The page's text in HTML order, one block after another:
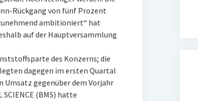
Rückgang von fünf Prozent
ambitioniert“ hat
auf der Hauptversammlung
des Konzerns; die
dagegen im ersten Quartal
Umsatz gegenüber dem Vorjahr
SCIENCE (BMS) hatte